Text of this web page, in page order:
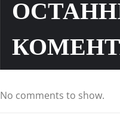
No comments to show.